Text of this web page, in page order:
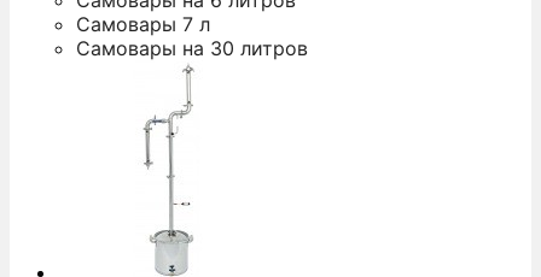
Самовары 7 л
Самовары на 30 литров